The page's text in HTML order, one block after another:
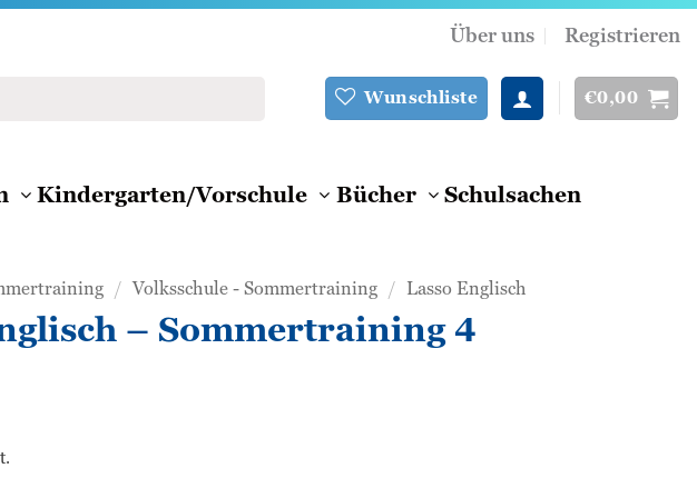
Über uns
Registrieren
Wunschliste €0,00
Kindergarten/Vorschule Bücher Schulsachen
/ Volksschule - Sommertraining / Lasso Englisch
– Sommertraining 4